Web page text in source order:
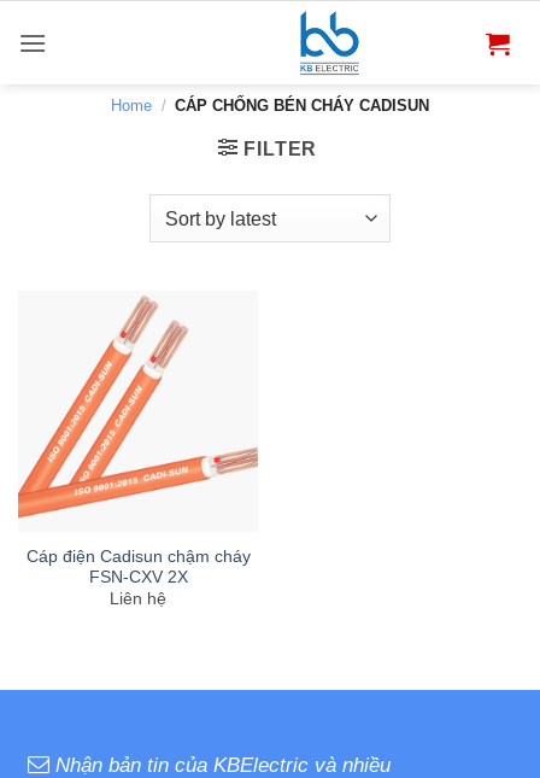
qua
Home / CÁP CHỐNG BÉN CHÁY CADISUN
FILTER
Cáp điện Cadisun chậm cháy
FSN-CXV 2X
Liên hệ
Nhận bản tin của KBElectric và nhiều